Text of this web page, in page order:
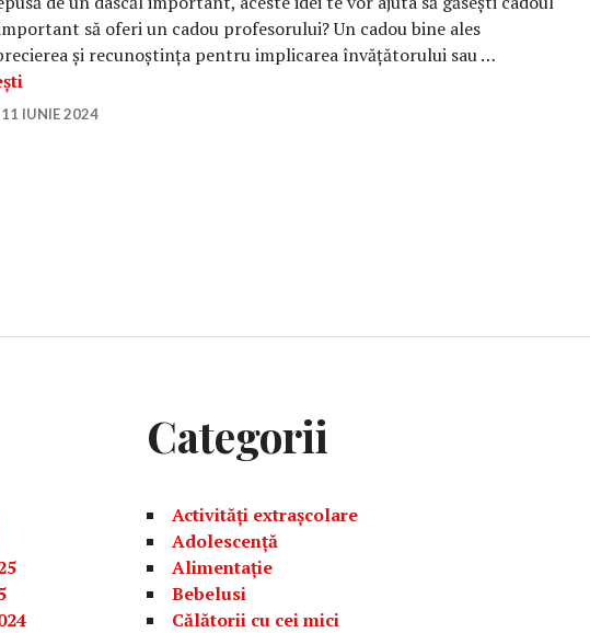
să oferi un cadou profesorului? Un cadou bine ales
și recunoștința pentru implicarea învățătorului sau …
Idei de cadouri pentru învățători și profesori. Surprize de neuitat
11 IUNIE 2024
Categorii
Activități extrașcolare
Adolescență
Alimentație
Bebelusi
Călătorii cu cei mici